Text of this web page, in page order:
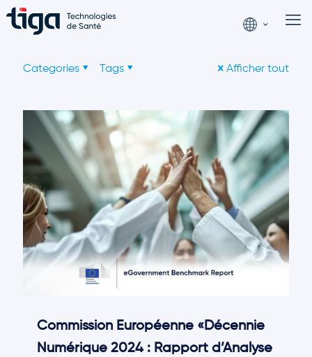
Categories Tags Afficher tout
Commission Européenne «Décennie
Numérique 2024 : Rapport d’Analyse